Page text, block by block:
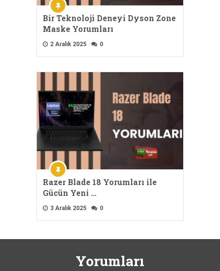
Bir Teknoloji Deneyi Dyson Zone
Maske Yorumları
2 Aralık 2025 0
Razer Blade 18 Yorumları ile
Gücün Yeni …
3 Aralık 2025 0
Yorumları